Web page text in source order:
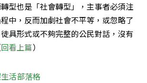
型也是「社會轉型」，主事者必須注
中，反而加劇社會不平等，或忽略了
具形式或不夠完整的公民對話，沒有
回看上篇）
活部落格